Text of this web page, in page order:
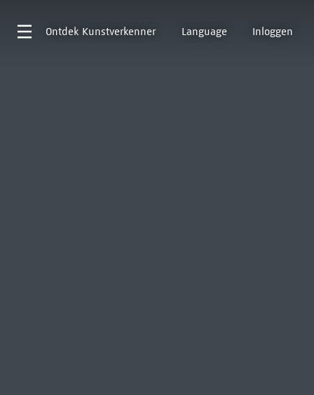
Ontdek Kunstverkenner Language Inloggen